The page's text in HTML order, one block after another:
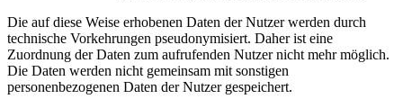
Die auf diese Weise erhobenen Daten der Nutzer werden durch
technische Vorkehrungen pseudonymisiert. Daher ist eine
Zuordnung der Daten zum aufrufenden Nutzer nicht mehr möglich.
Die Daten werden nicht gemeinsam mit sonstigen
personenbezogenen Daten der Nutzer gespeichert.